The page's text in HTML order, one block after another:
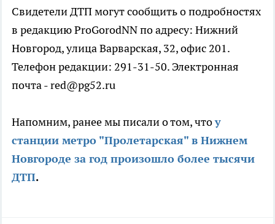
Свидетели ДТП могут cообщить о подробностях
в редакцию ProGorodNN по адресу: Нижний
Новгород, улица Варварская, 32, офис 201.
Телефон редакции: 291-31-50. Электронная
почта - red@pg52.ru
Напомним, ранее мы писали о том, чтоу
станции метро "Пролетарская" в Нижнем
Новгороде за год произошло более тысячи
ДТП.